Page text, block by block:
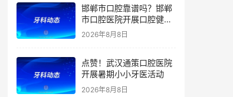
邯郸市口腔靠谱吗？邯郸
市口腔医院开展口腔健康
宣教公益活动
2026年8月8日
点赞！武汉通策口腔医院
开展暑期小小牙医活动
2026年8月8日